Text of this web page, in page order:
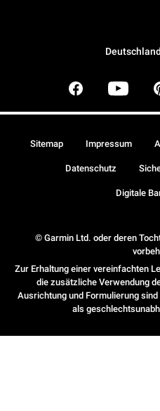
© Garmin Ltd. oder deren
Zur Erhaltung einer vereinfachten
die zusätzliche Verwendung
Ausrichtung und Formulierung
als
Sitemap Impressum
Datenschutz
Digitale